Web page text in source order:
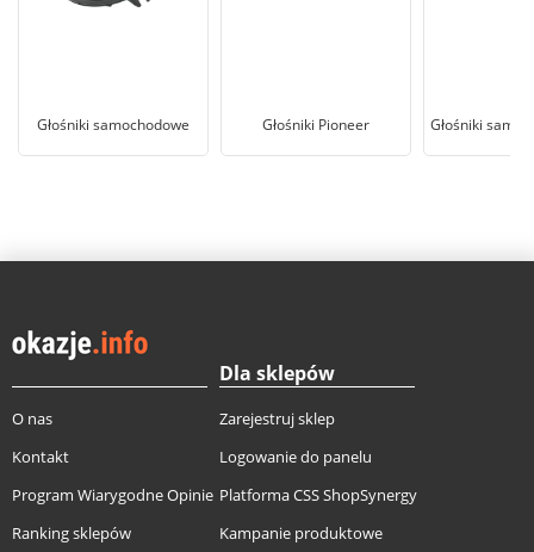
Głośniki samochodowe Głośniki Pioneer Głośniki
O nas
Kontakt
Program Wiarygodne Opinie
Ranking sklepów
Dla sklepów
Zarejestruj sklep
Logowanie do panelu
Platforma CSS ShopSynergy
Kampanie produktowe